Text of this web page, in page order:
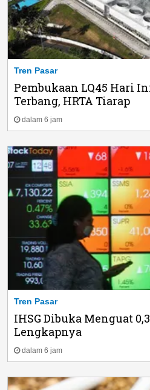
Tren Pasar
Pembukaan LQ45 Hari
Terbang, HRTA Tiarap
dalam 6 jam
Tren Pasar
IHSG Dibuka Menguat
Lengkapnya
dalam 6 jam